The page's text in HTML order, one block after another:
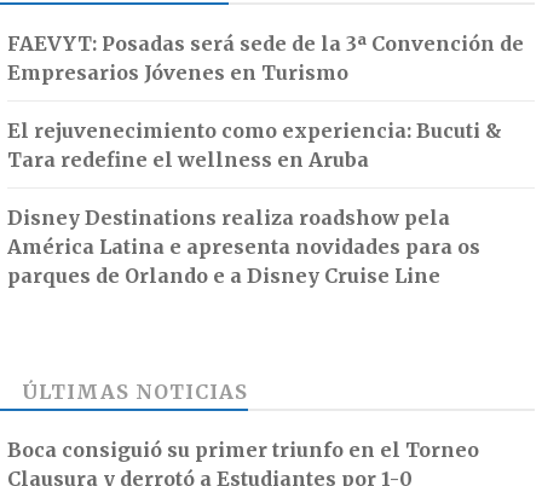
FAEVYT: Posadas será sede de la 3ª Convención de
Empresarios Jóvenes en Turismo
El rejuvenecimiento como experiencia: Bucuti &
Tara redefine el wellness en Aruba
Disney Destinations realiza roadshow pela
América Latina e apresenta novidades para os
parques de Orlando e a Disney Cruise Line
ÚLTIMAS NOTICIAS
Boca consiguió su primer triunfo en el Torneo
Clausura y derrotó a Estudiantes por 1-0